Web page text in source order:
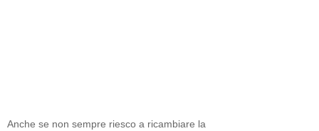
Anche se non sempre riesco a ricambiare la